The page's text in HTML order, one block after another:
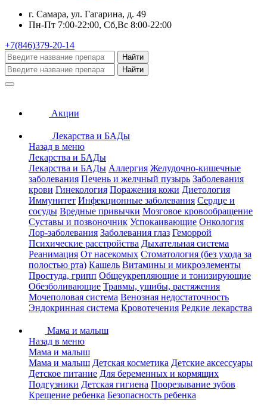
г. Самара, ул. Гагарина, д. 49
Пн-Пт 7:00-22:00, Сб,Вс 8:00-22:00
+7(846)379-20-14
Найти
Найти
Акции
Лекарства и БАДы
Назад в меню
Лекарства и БАДы
Лекарства и БАДы Аллергия Желудочно-кишечные
заболевания Печень и желчный пузырь Заболевания
крови Гинекология Поражения кожи Диетология
Иммунитет Инфекционные заболевания Сердце и
сосуды Вредные привычки Мозговое кровообращение
Суставы и позвоночник Успокаивающие Онкология
Лор-заболевания Заболевания глаз Геморрой
Психические расстройства Дыхательная система
Реанимация От насекомых Стоматология (без ухода за
полостью рта) Кашель Витамины и микроэлементы
Простуда, грипп Общеукрепляющие и тонизирующие
Обезболивающие Травмы, ушибы, растяжения
Мочеполовая система Венозная недостаточность
Эндокринная система Кровотечения Редкие лекарства
Мама и малыш
Назад в меню
Мама и малыш
Мама и малыш Детская косметика Детские аксессуары
Детское питание Для беременных и кормящих
Подгузники Детская гигиена Прорезывание зубов
Крещение ребенка Безопасность ребенка